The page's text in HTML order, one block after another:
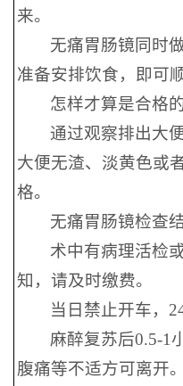
来。
无痛胃肠镜同时
准备安排饮食，即可
怎样才算是合格
通过观察排出大
大便无渣、淡黄色或
格。
无痛胃肠镜检查
术中有病理活检
知，请及时缴费。
当日禁止开车，
麻醉复苏后0.5-1
腹痛等不适方可离开